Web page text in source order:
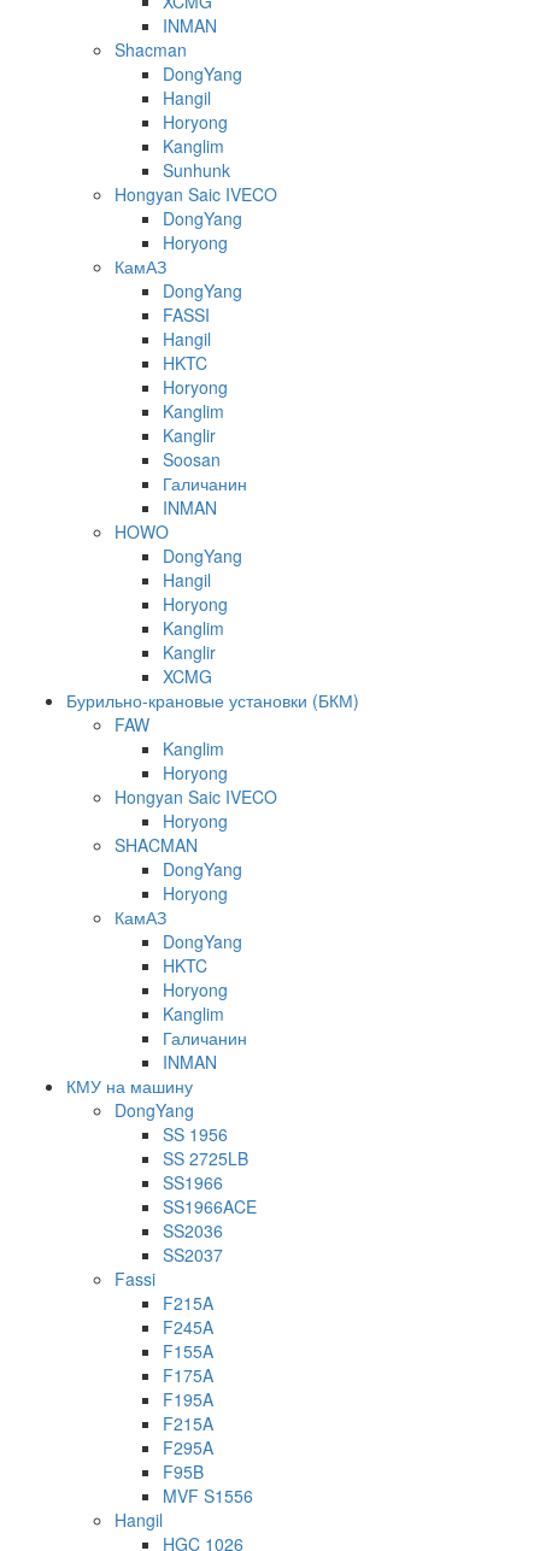
INMAN
Shacman
DongYang
Hangil
Horyong
Kanglim
Sunhunk
Hongyan Saic IVECO
DongYang
Horyong
КамАЗ
DongYang
FASSI
Hangil
HKTC
Horyong
Kanglim
Kanglir
Soosan
Галичанин
INMAN
HOWO
DongYang
Hangil
Horyong
Kanglim
Kanglir
XCMG
Бурильно-крановые установки (БКМ)
FAW
Kanglim
Horyong
Hongyan Saic IVECO
Horyong
SHACMAN
DongYang
Horyong
КамАЗ
DongYang
HKTC
Horyong
Kanglim
Галичанин
INMAN
КМУ на машину
DongYang
SS 1956
SS 2725LB
SS1966
SS1966ACE
SS2036
SS2037
Fassi
F215A
F245A
F155A
F175A
F195A
F215A
F295A
F95B
MVF S1556
Hangil
HGC 1026